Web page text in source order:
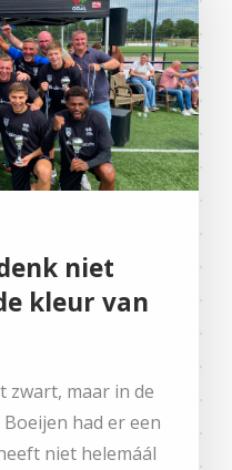
niet
kleur van
zwart, maar in de
had er een
niet helemáál